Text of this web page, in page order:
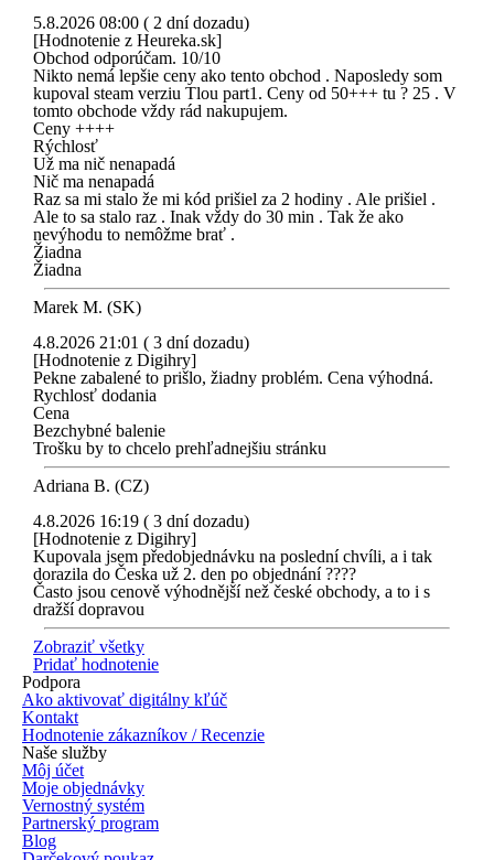
5.8.2026 08:00 ( 2 dní dozadu)
[Hodnotenie z Heureka.sk]
Obchod odporúčam. 10/10
Nikto nemá lepšie ceny ako tento obchod . Naposledy som
kupoval steam verziu Tlou part1. Ceny od 50+++ tu ? 25 . V
tomto obchode vždy rád nakupujem.
Ceny ++++
Rýchlosť
Už ma nič nenapadá
Nič ma nenapadá
Raz sa mi stalo že mi kód prišiel za 2 hodiny . Ale prišiel .
Ale to sa stalo raz . Inak vždy do 30 min . Tak že ako
nevýhodu to nemôžme brať .
Žiadna
Žiadna
Marek M. (SK)
4.8.2026 21:01 ( 3 dní dozadu)
[Hodnotenie z Digihry]
Pekne zabalené to prišlo, žiadny problém. Cena výhodná.
Rychlosť dodania
Cena
Bezchybné balenie
Trošku by to chcelo prehľadnejšiu stránku
Adriana B. (CZ)
4.8.2026 16:19 ( 3 dní dozadu)
[Hodnotenie z Digihry]
Kupovala jsem předobjednávku na poslední chvíli, a i tak
dorazila do Česka už 2. den po objednání ????
Často jsou cenově výhodnější než české obchody, a to i s
dražší dopravou
Zobraziť všetky
Pridať hodnotenie
Podpora
Ako aktivovať digitálny kľúč
Kontakt
Hodnotenie zákazníkov / Recenzie
Naše služby
Môj účet
Moje objednávky
Vernostný systém
Partnerský program
Blog